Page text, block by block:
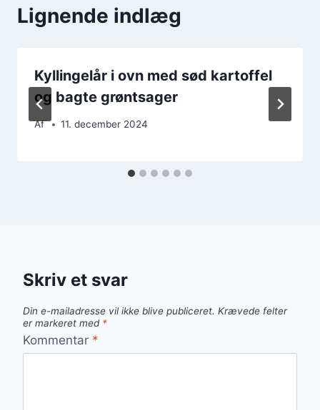
Lignende indlæg
Kyllingelår i ovn med sød kartoffel
og bagte grøntsager
Af 11. december 2024
Skriv et svar
Din e-mailadresse vil ikke blive publiceret. Krævede felter
er markeret med *
Kommentar *